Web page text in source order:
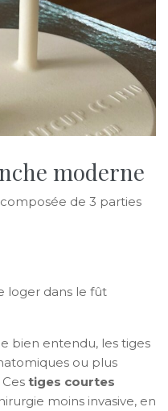
moderne
de 3 parties
loger dans le fût
bien entendu, les tiges
ou plus
tiges courtes
moins invasive, en